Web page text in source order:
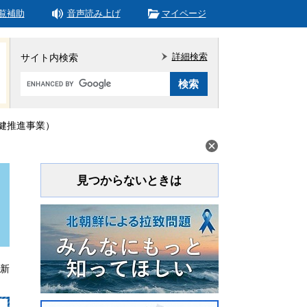
補助 音声読み上げ マイページ
サイト内検索
Google
タ
ム
詳細検索
進事業）
見つからないときは